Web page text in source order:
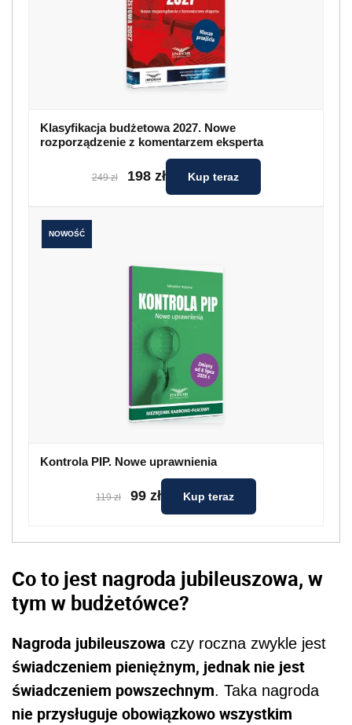
Klasyfikacja budżetowa 2027. Nowe
rozporządzenie z komentarzem eksperta
249 zł 198 zł Kup teraz
NOWOŚĆ
Kontrola PIP. Nowe uprawnienia
119 zł 99 zł Kup teraz
Co to jest nagroda jubileuszowa, w
tym w budżetówce?
Nagroda jubileuszowa czy roczna zwykle jest
świadczeniem pieniężnym, jednak nie jest
świadczeniem powszechnym. Taka nagroda
nie przysługuje obowiązkowo wszystkim